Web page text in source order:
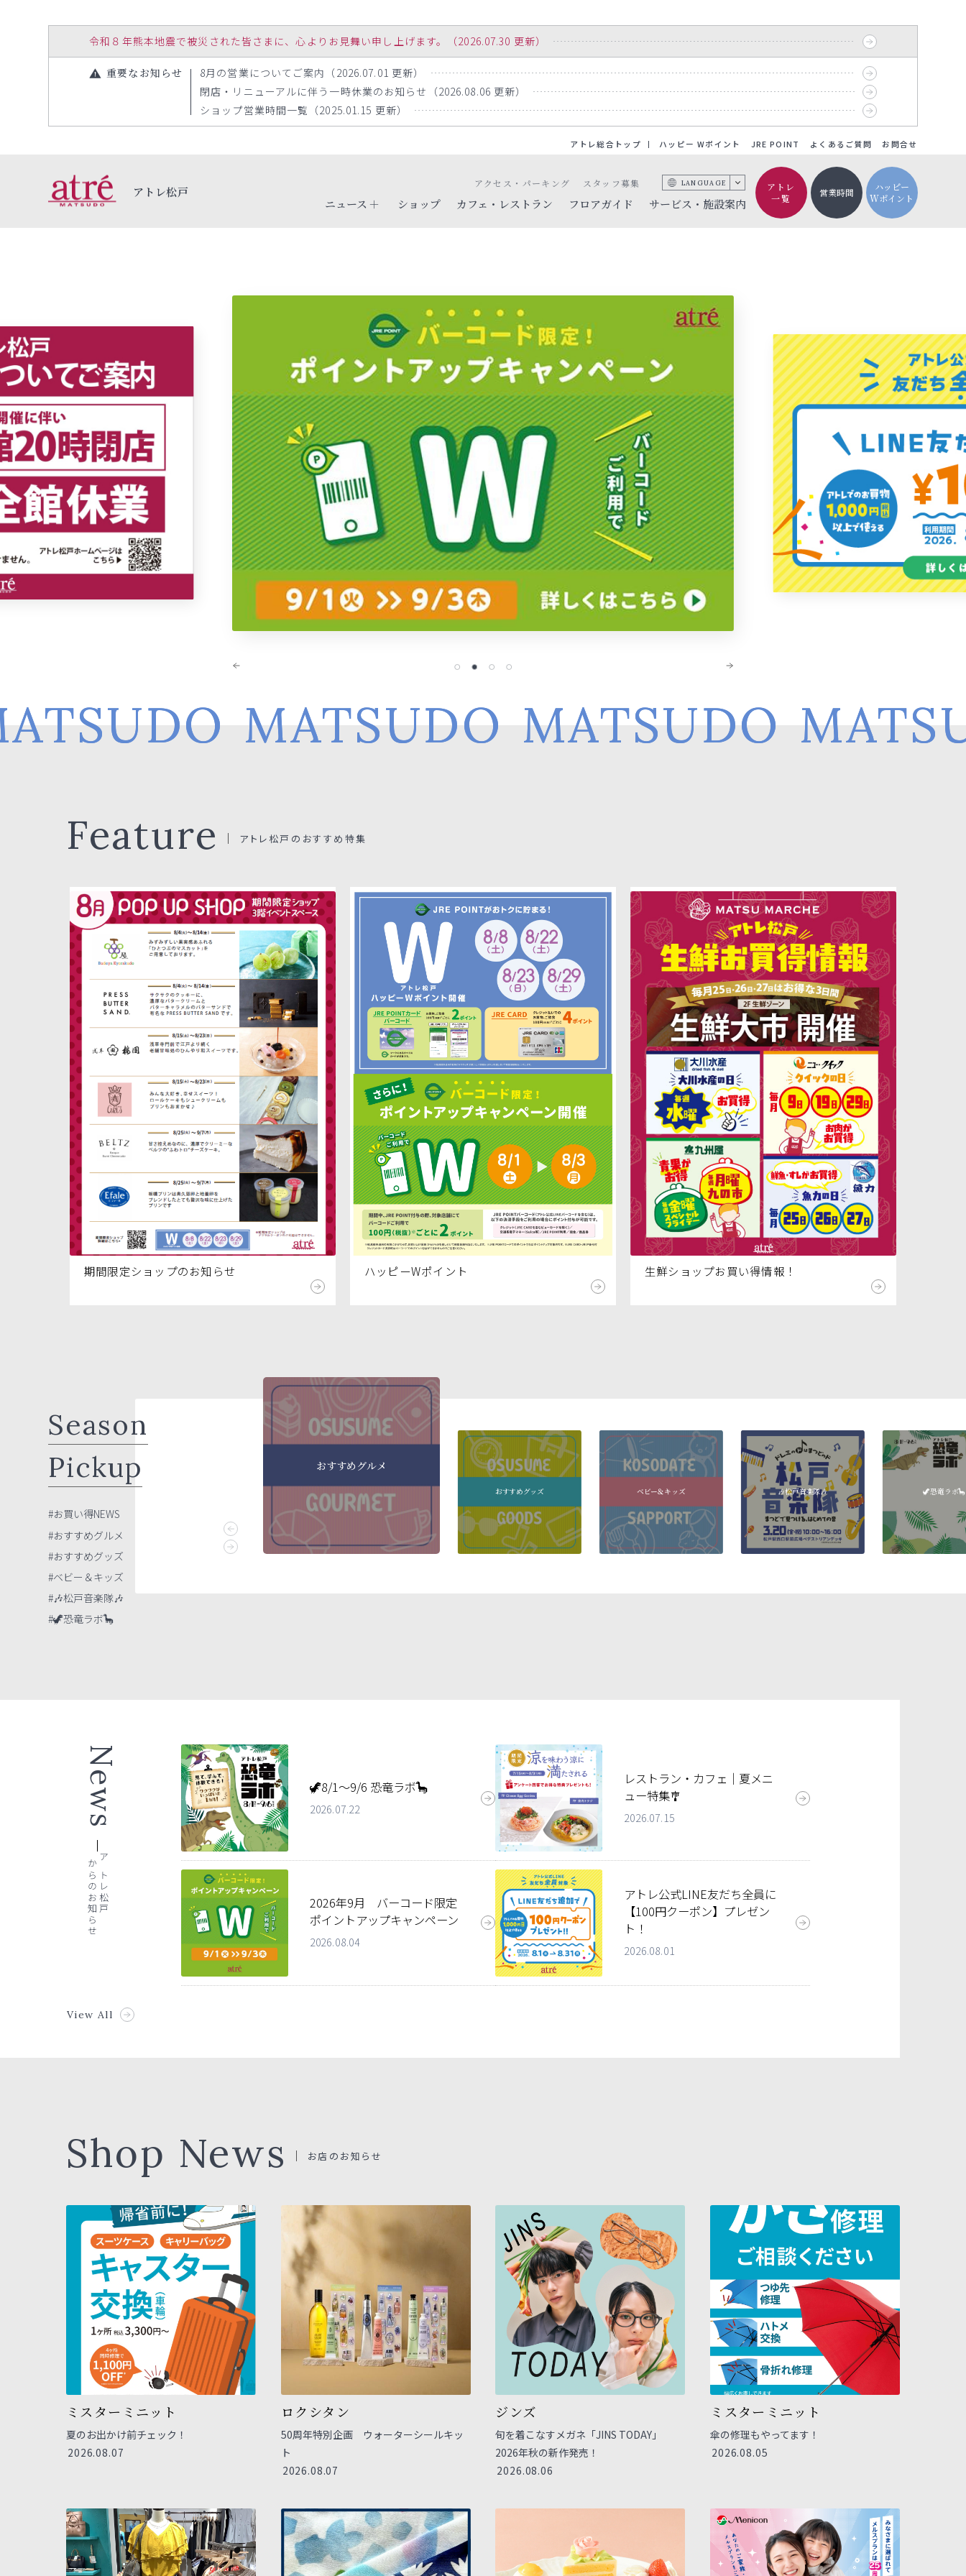
令和８年熊本地震で被災された皆さまに、心よりお見舞い申し上げます。（2026.07.30 更新）
重要なお知らせ
8月の営業についてご案内（2026.07.01 更新）
閉店・リニューアルに伴う一時休業のお知らせ（2026.08.06 更新）
ショップ営業時間一覧（2025.01.15 更新）
アトレ総合トップ ハッピー Wポイント JRE POINT よくあるご質問 お問合せ
アトレ松戸
ニュース
ショップ カフェ・レストラン フロアガイド サービス・施設案内
アクセス・パーキング スタッフ募集 LANGUAGE
アトレ
一覧
営業時間
ハッピー
Wポイント
MATSUDO MATSUDO
Feature アトレ松戸のおすすめ特集
期間限定ショップのお知らせ ハッピーWポイント 生鮮ショップお買い得情報！
Season
Pickup
#お買い得NEWS
#おすすめグルメ
#おすすめグッズ
#ベビー＆キッズ
#🎶松戸音楽隊🎶
#🦖恐竜ラボ🦕
おすすめグルメ
おすすめグッズ ベビー＆キッズ 🎶松戸音楽隊🎶 🦖恐竜ラボ🦕
News
アトレ松戸
からのお知らせ
🦖8/1～9/6 恐竜ラボ🦕
2026.07.22
レストラン・カフェ｜夏メニ
ュー特集🎐
2026.07.15
2026年9月 バーコード限定
ポイントアップキャンペーン
2026.08.04
アトレ公式LINE友だち全員に
【100円クーポン】プレゼン
ト！
2026.08.01
View All
Shop News お店のお知らせ
ミスターミニット
夏のお出かけ前チェック！
2026.08.07
ロクシタン
50周年特別企画 ウォーターシールキッ
ト
2026.08.07
ジンズ
旬を着こなすメガネ「JINS TODAY」
2026年秋の新作発売！
2026.08.06
ミスターミニット
傘の修理もやってます！
2026.08.05